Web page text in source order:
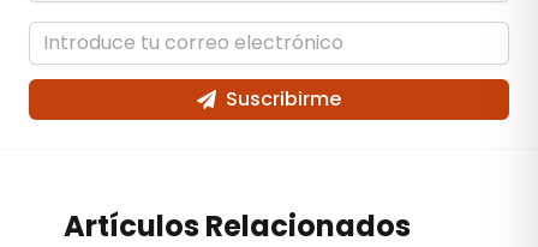
Suscribirme
Artículos Relacionados